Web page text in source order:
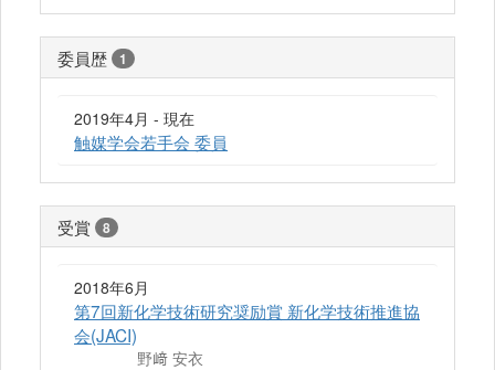
委員歴 1
2019年4月 - 現在
触媒学会若手会 委員
受賞 8
2018年6月
第7回新化学技術研究奨励賞 新化学技術推進協
会(JACI)
野﨑 安衣